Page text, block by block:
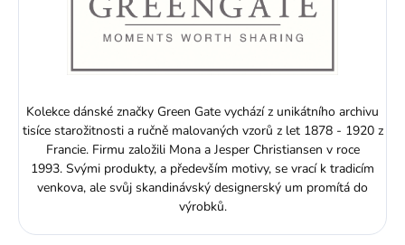
Kolekce dánské značky Green Gate vychází z unikátního archivu
tisíce starožitnosti a ručně malovaných vzorů z let 1878 - 1920 z
Francie. Firmu založili Mona a Jesper Christiansen v roce
1993. Svými produkty, a především motivy, se vrací k tradicím
venkova, ale svůj skandinávský designerský um promítá do
výrobků.